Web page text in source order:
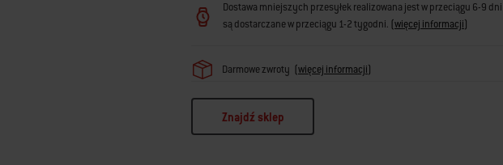
Dostawa mniejszych przesyłek realizowana jest w przeciągu 6-9
są dostarczane w przeciągu 1-2 tygodni. (więcej informacji)
Darmowe zwroty (więcej informacji)
Znajdź sklep